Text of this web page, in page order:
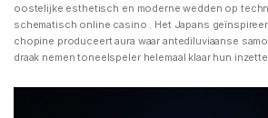
oostelijke esthetisch en moderne wedden op
schematisch online casino . Het Japans
chopine produceert aura waar antediluviaanse
draak nemen toneelspeler helemaal klaar hun